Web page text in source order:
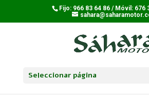
Fijo: 966 83 64 86 / Móvil: 676
Seleccionar página